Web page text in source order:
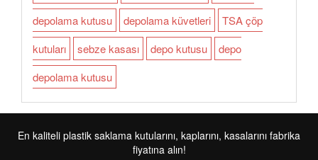
depolama kutusu
depolama küvetleri
TSA çöp
kutuları
sebze kasası depo kutusu
depo
depolama kutusu
En kaliteli plastik saklama kutularını, kaplarını, kasalarını fabrika
fiyatına alın!